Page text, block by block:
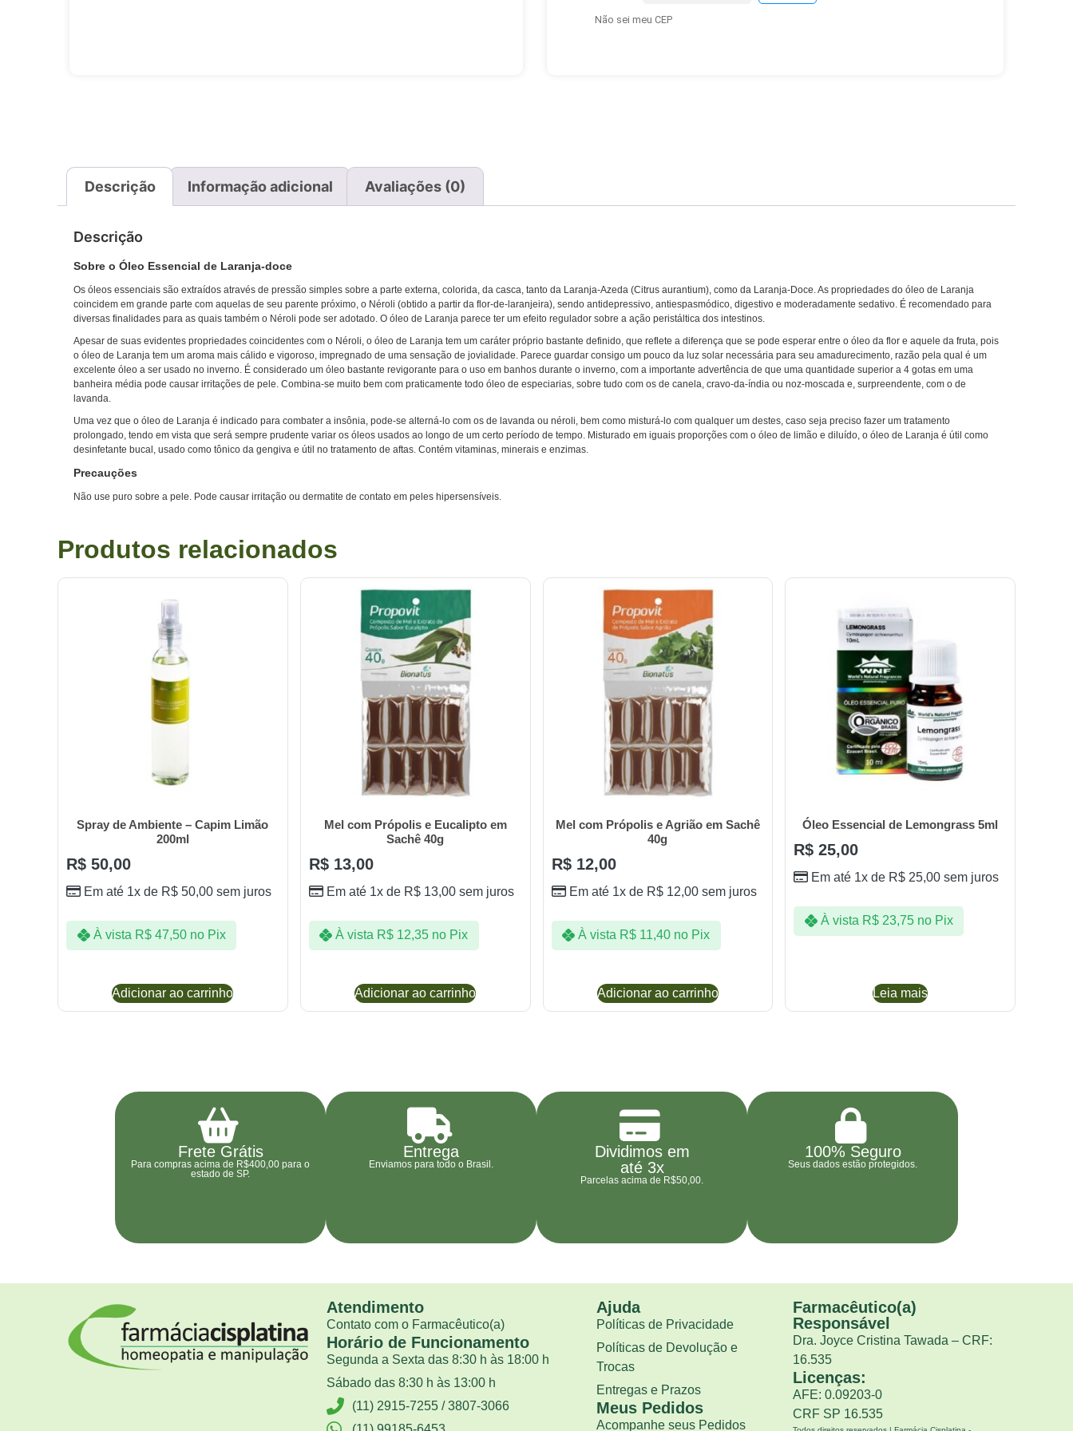
Não sei meu CEP
Descrição Informação adicional Avaliações (0)
Descrição
Sobre o Óleo Essencial de Laranja-doce
Os óleos essenciais são extraídos através de pressão simples sobre a parte externa, colorida, da casca, tanto da Laranja-Azeda (Citrus aurantium), como da Laranja-Doce. As propriedades do óleo de Laranja
coincidem em grande parte com aquelas de seu parente próximo, o Néroli (obtido a partir da flor-de-laranjeira), sendo antidepressivo, antiespasmódico, digestivo e moderadamente sedativo. É recomendado para
diversas finalidades para as quais também o Néroli pode ser adotado. O óleo de Laranja parece ter um efeito regulador sobre a ação peristáltica dos intestinos.
Apesar de suas evidentes propriedades coincidentes com o Néroli, o óleo de Laranja tem um caráter próprio bastante definido, que reflete a diferença que se pode esperar entre o óleo da flor e aquele da fruta, pois
o óleo de Laranja tem um aroma mais cálido e vigoroso, impregnado de uma sensação de jovialidade. Parece guardar consigo um pouco da luz solar necessária para seu amadurecimento, razão pela qual é um
excelente óleo a ser usado no inverno. É considerado um óleo bastante revigorante para o uso em banhos durante o inverno, com a importante advertência de que uma quantidade superior a 4 gotas em uma
banheira média pode causar irritações de pele. Combina-se muito bem com praticamente todo óleo de especiarias, sobre tudo com os de canela, cravo-da-índia ou noz-moscada e, surpreendente, com o de
lavanda.
Uma vez que o óleo de Laranja é indicado para combater a insônia, pode-se alterná-lo com os de lavanda ou néroli, bem como misturá-lo com qualquer um destes, caso seja preciso fazer um tratamento
prolongado, tendo em vista que será sempre prudente variar os óleos usados ao longo de um certo período de tempo. Misturado em iguais proporções com o óleo de limão e diluído, o óleo de Laranja é útil como
desinfetante bucal, usado como tônico da gengiva e útil no tratamento de aftas. Contém vitaminas, minerais e enzimas.
Precauções
Não use puro sobre a pele. Pode causar irritação ou dermatite de contato em peles hipersensíveis.
Produtos relacionados
Spray de Ambiente – Capim Limão
200ml
R$ 50,00
Em até 1x de R$ 50,00 sem juros
À vista R$47,50 no Pix
Adicionar ao carrinho
Mel com Própolis e Eucalipto em
Sachê 40g
R$13,00
Em até 1x de R$13,00sem juros
À vista R$ 12,35 no Pix
Adicionar ao carrinho
Mel com Própolis e Agrião em Sachê
40g
R$12,00
Em até 1x de R$12,00sem juros
À vista R$ 11,40 no Pix
Adicionar ao carrinho
Óleo Essencial de Lemongrass 5ml
R$ 25,00
Em até 1x de R$ 25,00 sem juros
À vista R$23,75 no Pix
Leia mais
Frete Grátis
Para compras acima de R$400,00 para o
estado de SP.
Entrega
Enviamos para todo o Brasil.
Dividimos em
até 3x
Parcelas acima de R$50,00.
100% Seguro
Seus dados estão protegidos.
Atendimento
Contato com o Farmacêutico(a)
Horário de Funcionamento
Segunda a Sexta das 8:30 h às 18:00 h
Sábado das 8:30 h às 13:00 h
(11) 2915-7255 / 3807-3066
Ajuda
Políticas de Privacidade
Políticas de Devolução e
Trocas
Entregas e Prazos
Meus Pedidos
Acompanhe seus Pedidos
Farmacêutico(a)
Responsável
Dra. Joyce Cristina Tawada – CRF:
16.535
Licenças:
AFE: 0.09203-0
CRF SP 16.535